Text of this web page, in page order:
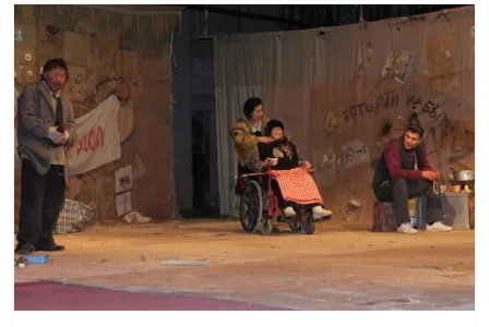
маданияты
жана
адабияты